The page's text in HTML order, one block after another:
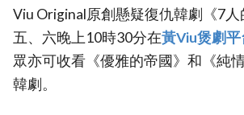
Viu Original原創懸疑復仇韓劇《7
五、六晚上10時30分在黃Viu煲劇平
眾亦可收看《優雅的帝國》和《純
韓劇。